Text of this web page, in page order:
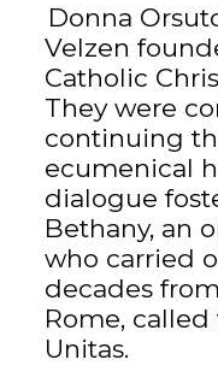
Donna
Velzen
Catholic
They were
continuing
ecumenical
dialogue
Bethany, an
who carried
decades
Rome, called
Unitas.